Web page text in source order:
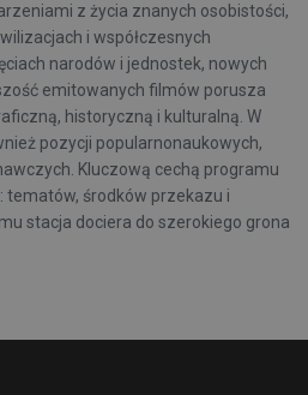
z życia znanych osobistości,
i współczesnych
narodów i jednostek, nowych
emitowanych filmów porusza
historyczną i kulturalną. W
pozycji popularnonaukowych,
Kluczową cechą programu
tematów, środków przekazu i
stacja dociera do szerokiego grona